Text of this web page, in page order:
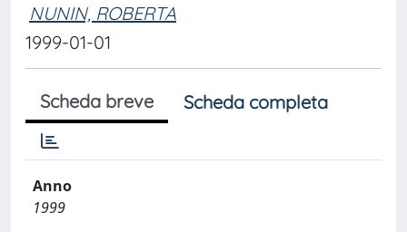
NUNIN, ROBERTA
1999-01-01
Scheda breve Scheda completa
Anno
1999